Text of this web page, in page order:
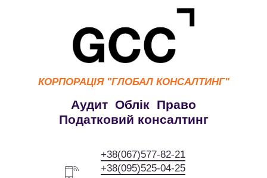
КОРПОРАЦІЯ "ГЛОБАЛ КОНСАЛТИНГ"
Аудит Облік Право
Податковий консалтинг
+38(067)577-82-21
+38(095)525-04-25